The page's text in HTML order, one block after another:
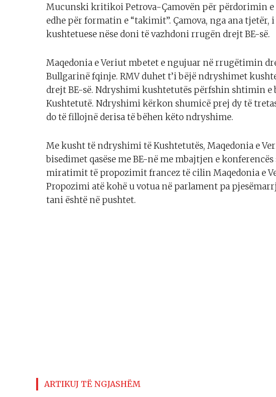
Mucunski kritikoi Petrova-Çamovën për përdorimin e
edhe për formatin e “takimit”. Çamova, nga ana
kushtetuese nëse doni të vazhdoni rrugën drejt BE-së.
Maqedonia e Veriut mbetet e ngujuar në rrugëtimin
Bullgarinë fqinje. RMV duhet t’i bëjë ndryshimet
drejt BE-së. Ndryshimi kushtetutës përfshin shtimin e
Kushtetutë. Ndryshimi kërkon shumicë prej dy të
do të fillojnë derisa të bëhen këto ndryshime.
Me kusht të ndryshimi të Kushtetutës, Maqedonia e
bisedimet qasëse me BE-në me mbajtjen e
miratimit të propozimit francez të cilin Maqedonia e
Propozimi atë kohë u votua në parlament pa
tani është në pushtet.
ARTIKUJ TË NGJASHËM